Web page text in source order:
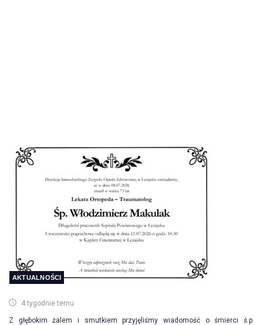
AKTUALNOŚCI
4 tygodnie temu
Z głębokim żalem i smutkiem przyjęliśmy wiadomość o śmierci ś.p.